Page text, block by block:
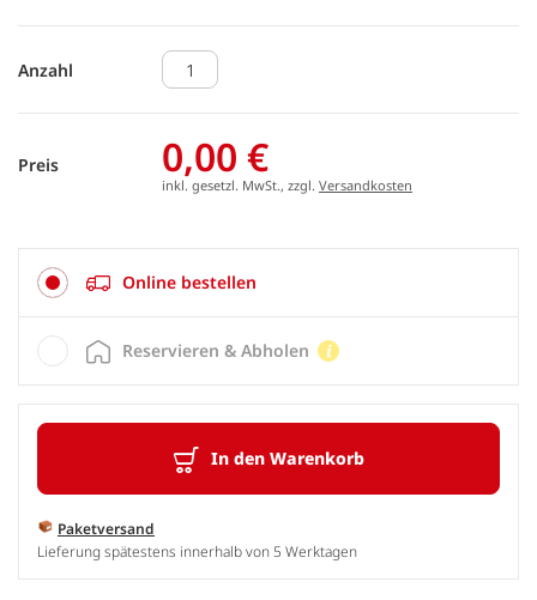
Anzahl
Preis 0,00 €
inkl. gesetzl. MwSt., zzgl. Versandkosten
Online bestellen
In den Warenkorb
Paketversand
Lieferung spätestens innerhalb von 5 Werktagen
Reservieren & Abholen